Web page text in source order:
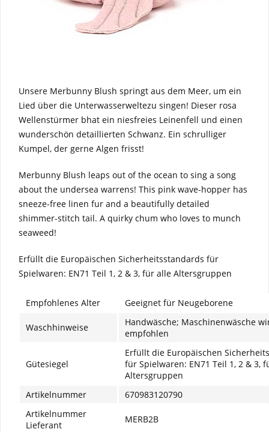
Unsere Merbunny Blush springt aus dem Meer, um ein
Lied über die Unterwasserweltezu singen! Dieser rosa
Wellenstürmer bhat ein niesfreies Leinenfell und einen
wunderschön detaillierten Schwanz. Ein schrulliger
Kumpel, der gerne Algen frisst!
Merbunny Blush leaps out of the ocean to sing a song
about the undersea warrens! This pink wave-hopper has
sneeze-free linen fur and a beautifully detailed
shimmer-stitch tail. A quirky chum who loves to munch
seaweed!
Erfüllt die Europäischen Sicherheitsstandards für
Spielwaren: EN71 Teil 1, 2 & 3, für alle Altersgruppen
Empfohlenes Alter Geeignet für Neugeborene
Waschhinweise
Handwäsche; Maschinenwäsche
empfohlen
Gütesiegel
Erfüllt die Europäischen
für Spielwaren: EN71 Teil 1, 2 & 3,
Altersgruppen
Artikelnummer
670983120790
Artikelnummer
Lieferant
MERB2B